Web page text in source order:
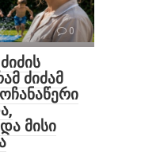
0
ძიძამ
მისი